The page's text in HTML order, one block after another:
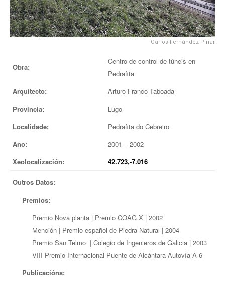
EUROPAN
Carlos Fernández Piñar
Obra:
Centro de control de túneis en
Pedrafita
Arquitecto:
Arturo Franco Taboada
Provincia:
Lugo
Localidade:
Pedrafita do Cebreiro
Ano:
2001 – 2002
Xeolocalización:
42.723,-7.016
Outros Datos:
Premios:
Premio Nova planta | Premio COAG X | 2002
Mención | Premio español de Piedra Natural | 2004
Premio San Telmo | Colegio de Ingenieros de Galicia | 2003
VIII Premio Internacional Puente de Alcántara Autovía A-6
Publicacións: